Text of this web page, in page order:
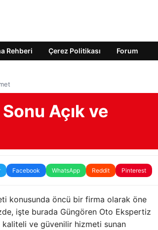
Rehberi Çerez Politikası Forum
Açık ve
Facebook WhatsApp Reddit Pinterest
konusunda öncü bir firma olarak öne
işte burada Güngören Oto Ekspertiz
ve güvenilir hizmeti sunan